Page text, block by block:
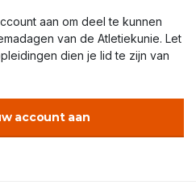
aan om deel te kunnen
van de Atletiekunie. Let
dien je lid te zijn van
account aan